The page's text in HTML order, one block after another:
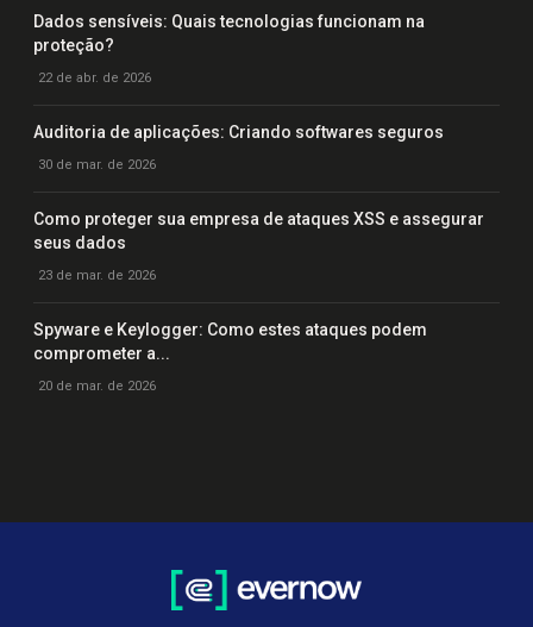
Dados sensíveis: Quais tecnologias funcionam na
proteção?
22 de abr. de 2026
Auditoria de aplicações: Criando softwares seguros
30 de mar. de 2026
Como proteger sua empresa de ataques XSS e assegurar
seus dados
23 de mar. de 2026
Spyware e Keylogger: Como estes ataques podem
comprometer a...
20 de mar. de 2026